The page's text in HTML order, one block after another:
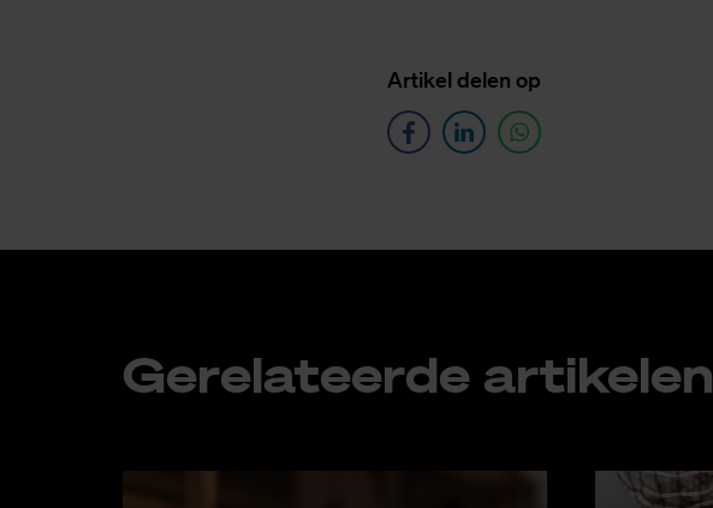
Ar­ti­kel de­len op
Ge­re­la­teer­de ar­ti­ke­len